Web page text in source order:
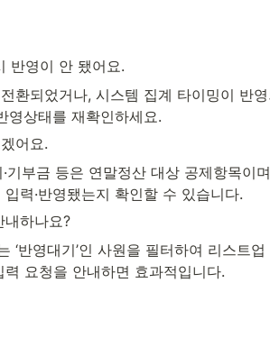
반영이 안 됐어요.
환되었거나, 시스템 집계 타이밍이 반영
영상태를 재확인하세요.
어요.
기부금 등은 연말정산 대상 공제항목이
력·반영됐는지 확인할 수 있습니다.
내하나요?
‘반영대기’인 사원을 필터하여 리스트업
요청을 안내하면 효과적입니다.